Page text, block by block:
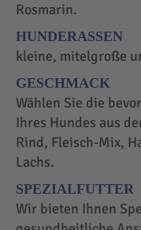
Rosmarin.
HUNDERASSEN
kleine, mitelgroße
GESCHMACK
Wählen Sie die
Ihres Hundes aus
Rind, Fleisch-Mix,
Lachs.
SPEZIALFUTTER
Wir bieten Ihnen